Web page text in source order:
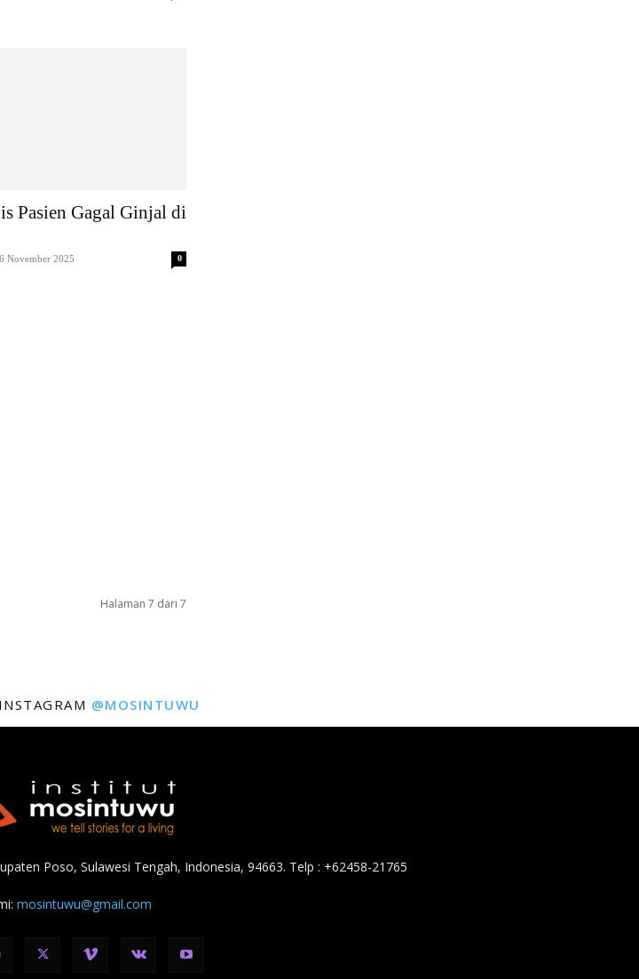
Pasien Gagal Ginjal di
November 2025 0
Halaman 7 dari 7
@MOSINTUWU
Poso, Sulawesi Tengah, Indonesia, 94663. Telp : +62458-21765
mosintuwu@gmail.com